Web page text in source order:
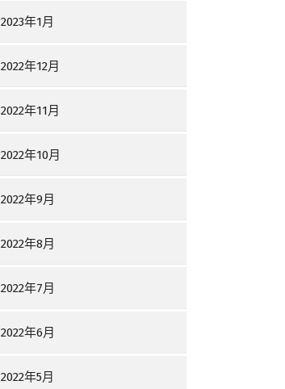
2023年1月
2022年12月
2022年11月
2022年10月
2022年9月
2022年8月
2022年7月
2022年6月
2022年5月